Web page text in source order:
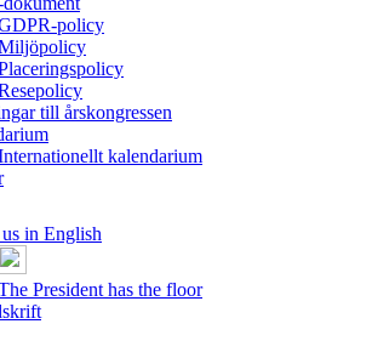
policy
till årskongressen
kalendarium
in English
President has the floor